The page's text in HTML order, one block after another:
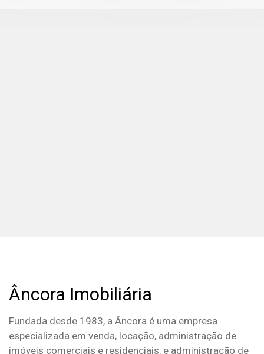
Âncora Imobiliária
Fundada desde 1983, a Âncora é uma empresa
especializada em venda, locação, administração de
imóveis comerciais e residenciais, e administração de